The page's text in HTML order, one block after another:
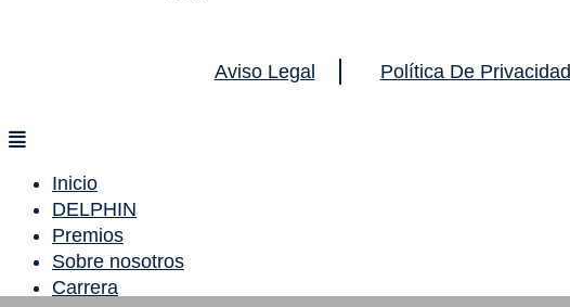
Aviso Legal Política De Privacidad
Inicio
DELPHIN
Premios
Sobre nosotros
Carrera